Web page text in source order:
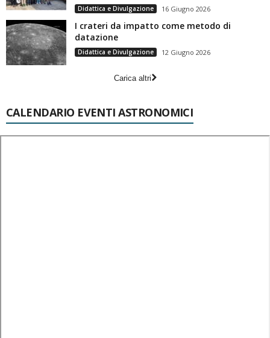
Didattica e Divulgazione 16 Giugno 2026
I crateri da impatto come metodo di
datazione
Didattica e Divulgazione 12 Giugno 2026
Carica altri
CALENDARIO EVENTI ASTRONOMICI